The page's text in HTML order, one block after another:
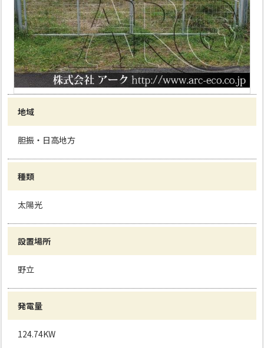
地域
胆振・日高地方
種類
太陽光
設置場所
野立
発電量
124.74KW